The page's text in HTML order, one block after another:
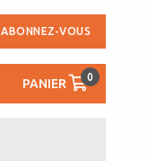
ABONNEZ-VOUS
PANIER 0